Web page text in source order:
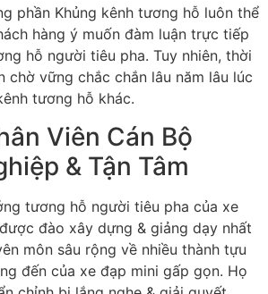
phần Khủng kênh tương hỗ luôn thể
hàng ý muốn đàm luận trực tiếp
hỗ người tiêu pha. Tuy nhiên, thời
chờ vững chắc chắn lâu năm lâu lúc
tương hỗ khác.
Viên Cán Bộ
& Tận Tâm
tương hỗ người tiêu pha của xe
đào xây dựng & giảng dạy nhất
môn sâu rộng về nhiều thành tựu
đến của xe đạp mini gấp gọn. Họ